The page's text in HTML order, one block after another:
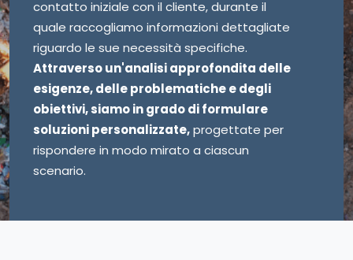
contatto iniziale con il cliente, durante il
quale raccogliamo informazioni dettagliate
riguardo le sue necessità specifiche.
Attraverso un'analisi approfondita delle
esigenze, delle problematiche e degli
obiettivi, siamo in grado di formulare
soluzioni personalizzate,progettate per
rispondere in modo mirato a ciascun
scenario.